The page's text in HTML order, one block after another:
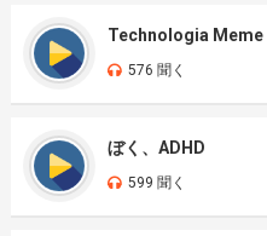
Technologia Meme
576 聞く
ぼく、ADHD
599 聞く